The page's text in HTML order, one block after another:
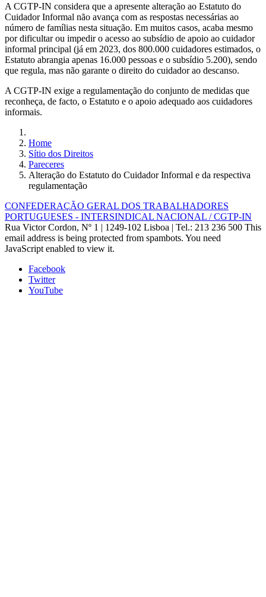
A CGTP-IN considera que a apresente alteração ao Estatuto do
Cuidador Informal não avança com as respostas necessárias ao
número de famílias nesta situação. Em muitos casos, acaba mesmo
por dificultar ou impedir o acesso ao subsídio de apoio ao cuidador
informal principal (já em 2023, dos 800.000 cuidadores estimados, o
Estatuto abrangia apenas 16.000 pessoas e o subsídio 5.200), sendo
que regula, mas não garante o direito do cuidador ao descanso.
A CGTP-IN exige a regulamentação do conjunto de medidas que
reconheça, de facto, o Estatuto e o apoio adequado aos cuidadores
informais.
Home
Sítio dos Direitos
Pareceres
Alteração do Estatuto do Cuidador Informal e da respectiva
regulamentação
CONFEDERAÇÃO GERAL DOS TRABALHADORES
PORTUGUESES - INTERSINDICAL NACIONAL / CGTP-IN
Rua Victor Cordon, Nº 1 | 1249-102 Lisboa | Tel.: 213 236 500 This
email address is being protected from spambots. You need
JavaScript enabled to view it.
Facebook
Twitter
YouTube